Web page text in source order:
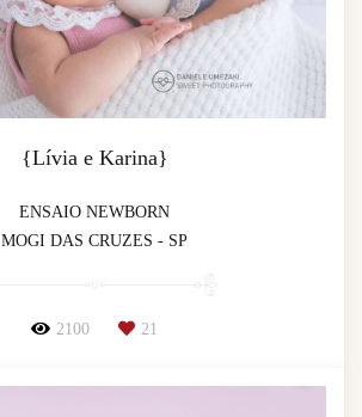
{Lívia e Karina}
ENSAIO NEWBORN
MOGI DAS CRUZES - SP
2100 21